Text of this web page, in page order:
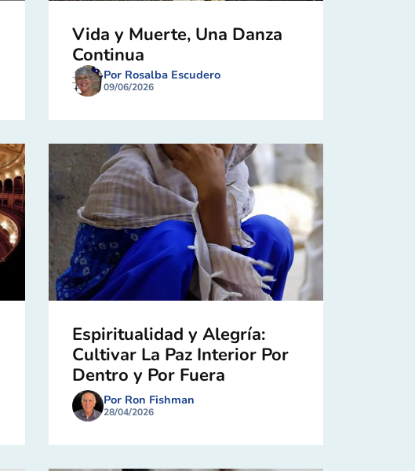
Vida y Muerte, Una Danza
Continua
Por Rosalba Escudero
09/06/2026
Espiritualidad y Alegría:
Cultivar La Paz Interior Por
Dentro y Por Fuera
Por Ron Fishman
28/04/2026